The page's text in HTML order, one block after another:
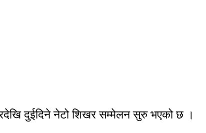
दुईदिने नेटो शिखर सम्मेलन सुरु भएको छ ।